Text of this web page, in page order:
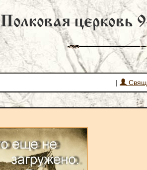
Полковая церковь
|